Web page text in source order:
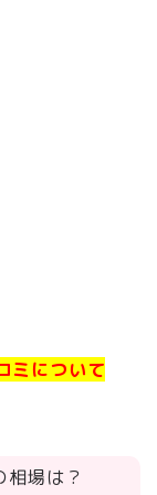
ミについて
相場は？